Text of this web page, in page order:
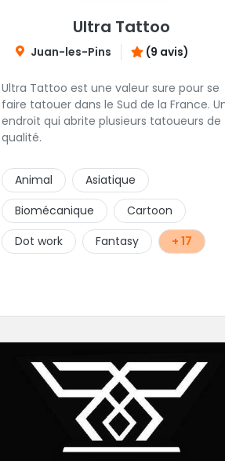
Ultra Tattoo
Juan-les-Pins (9 avis)
Ultra Tattoo est une valeur sure pour se
faire tatouer dans le Sud de la France.
endroit qui abrite plusieurs tatoueurs de
qualité.
Animal
Asiatique
Biomécanique
Cartoon
Dot work
Fantasy + 17